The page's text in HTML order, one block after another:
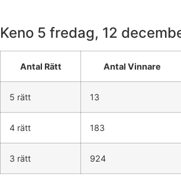
Keno 5 fredag, 12
Antal Rätt Antal Vinnare
5 rätt 13
4 rätt 183
3 rätt 924